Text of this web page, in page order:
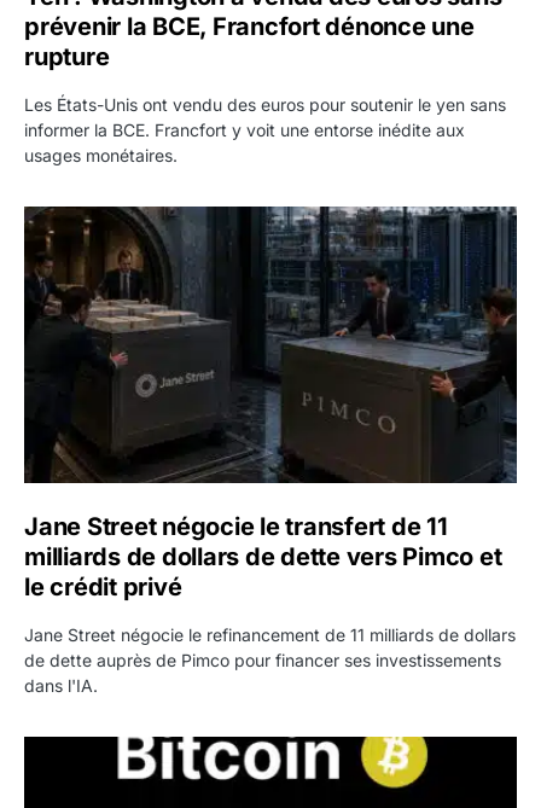
prévenir la BCE, Francfort dénonce une
rupture
Les États-Unis ont vendu des euros pour soutenir le yen sans
informer la BCE. Francfort y voit une entorse inédite aux
usages monétaires.
Jane Street négocie le transfert de 11 milliards de
Jane Street négocie le transfert de 11
milliards de dollars de dette vers Pimco et
le crédit privé
Jane Street négocie le refinancement de 11 milliards de dollars
de dette auprès de Pimco pour financer ses investissements
dans l'IA.
Bitcoin stagne à 64 000 dollars pendant que les